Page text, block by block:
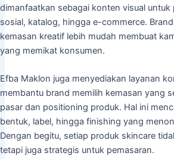
dimanfaatkan sebagai konten visual untuk
sosial, katalog, hingga e-commerce.
kemasan kreatif lebih mudah membuat
yang memikat konsumen.
Efba Maklon juga menyediakan layanan
membantu brand memilih kemasan yang
pasar dan positioning produk. Hal ini
bentuk, label, hingga finishing yang
Dengan begitu, setiap produk skincare
tetapi juga strategis untuk pemasaran.